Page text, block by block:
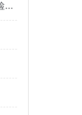
Millipore发光液：多场景高灵敏检测的核心试剂支撑